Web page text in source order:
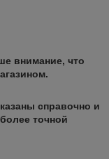
внимание, что
магазином.
справочно и
точной